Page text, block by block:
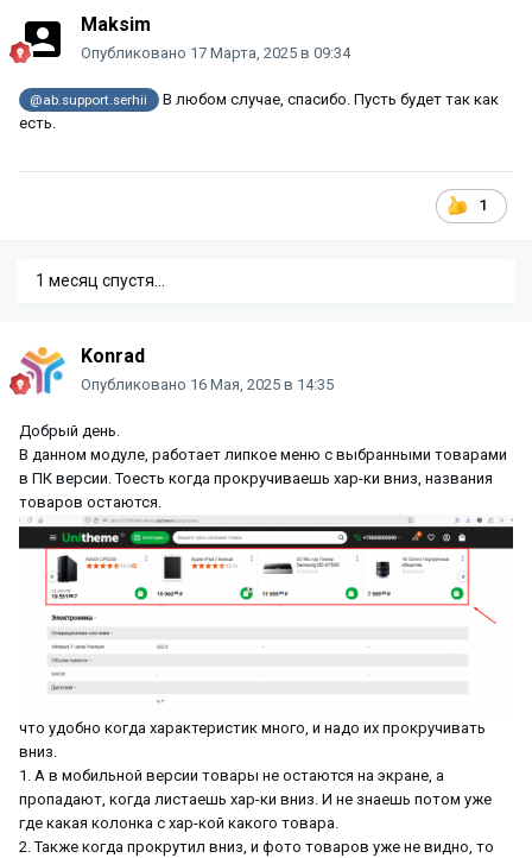
Maksim
Опубликовано 17 Марта, 2025 в 09:34
@ab.support.serhii
В любом случае, спасибо. Пусть будет так как
есть.
1
1 месяц спустя...
Konrad
Опубликовано 16 Мая, 2025 в 14:35
Добрый день.
В данном модуле, работает липкое меню с выбранными товарами
в ПК версии. Тоесть когда прокручиваешь хар-ки вниз, названия
товаров остаются.
что удобно когда характеристик много, и надо их прокручивать
вниз.
1. А в мобильной версии товары не остаются на экране, а
пропадают, когда листаешь хар-ки вниз. И не знаешь потом уже
где какая колонка с хар-кой какого товара.
2. Также когда прокрутил вниз, и фото товаров уже не видно, то